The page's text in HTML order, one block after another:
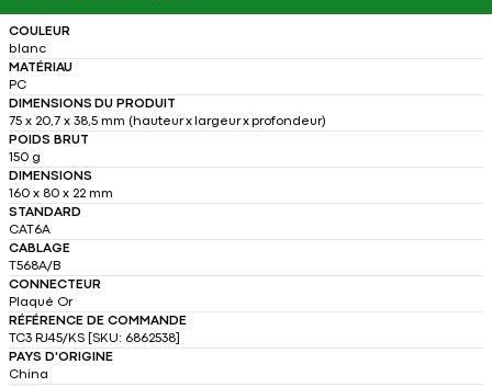
COULEUR
blanc
MATÉRIAU
PC
DIMENSIONS DU PRODUIT
75 x 20,7 x 38,5 mm (hauteur x largeur x profondeur)
POIDS BRUT
150 g
DIMENSIONS
160 x 80 x 22 mm
STANDARD
CAT6A
CABLAGE
T568A/B
CONNECTEUR
Plaqué Or
RÉFÉRENCE DE COMMANDE
TC3 RJ45/KS [SKU: 6862538]
PAYS D'ORIGINE
China